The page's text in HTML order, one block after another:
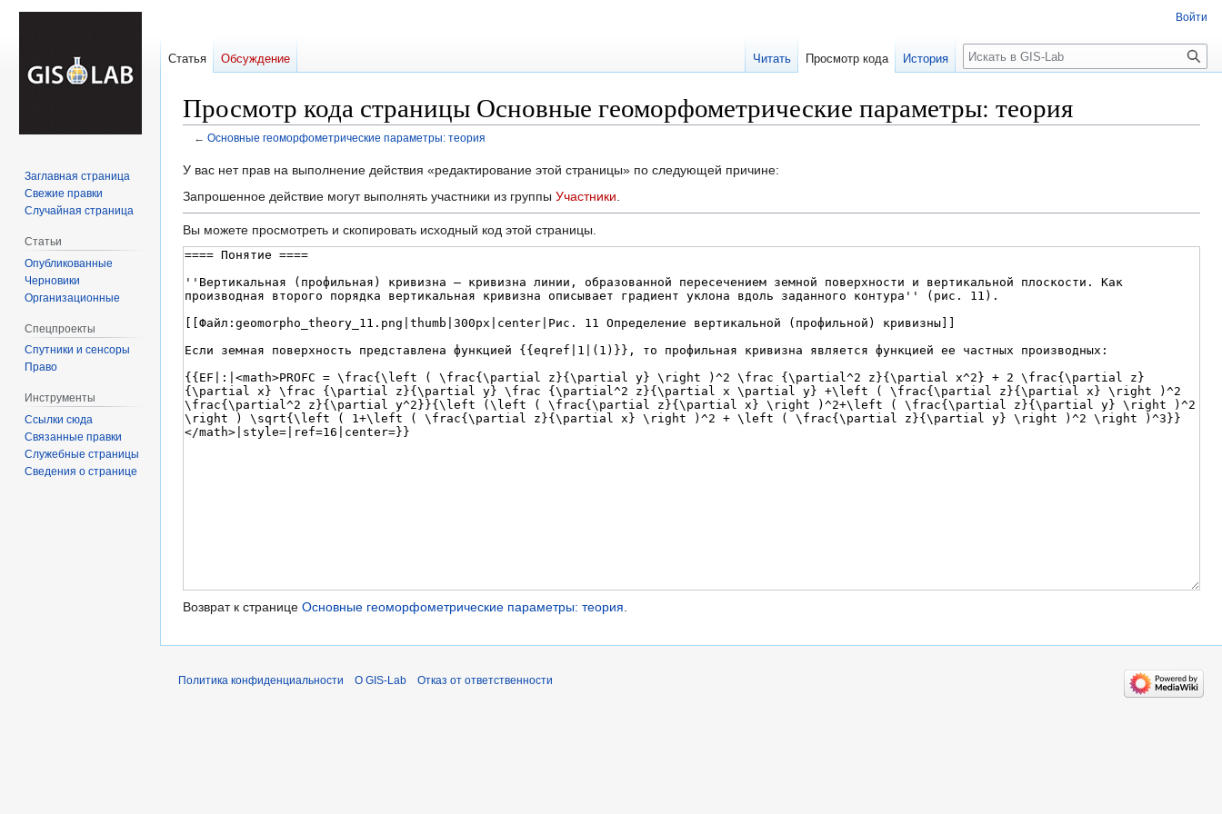
Просмотр кода страницы Основные геоморфометрические параметры: теория
← Основные геоморфометрические параметры: теория
Перейти
к
Перейти
к
У вас нет прав на выполнение действия «редактирование этой страницы» по следующей причине:
Запрошенное действие могут выполнять участники из группы Участники
Вы можете просмотреть и скопировать исходный код этой страницы.
Возврат к странице Основные геоморфометрические параметры: теория.
Войти
Статья Обсуждение Читать Просмотр кода История Поиск
Заглавная страница
Свежие правки
Случайная страница
Статьи
Опубликованные
Черновики
Организационные
Спецпроекты
Спутники и сенсоры
Право
Инструменты
Ссылки сюда
Связанные правки
Служебные страницы
Сведения о странице
Политика конфиденциальности О GIS-Lab Отказ от ответственности